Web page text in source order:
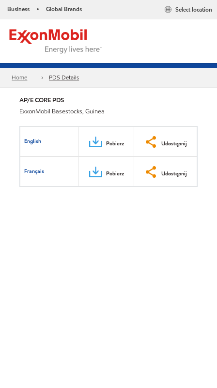
Business • Global Brands Select location
Home PDS Details
AP/E CORE PDS
ExxonMobil Basestocks, Guinea
English Pobierz Udostępnij
Français Pobierz Udostępnij